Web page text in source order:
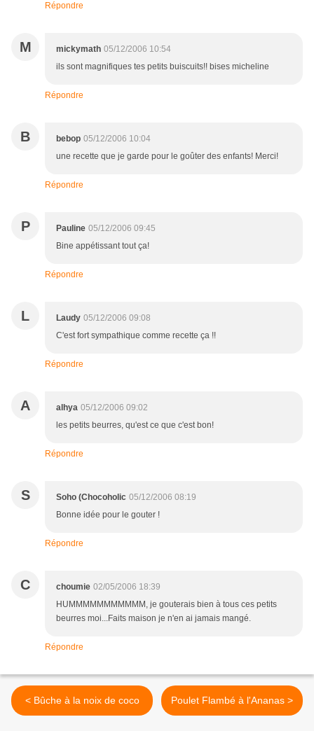
Répondre
M mickymath 05/12/2006 10:54
ils sont magnifiques tes petits buiscuits!! bises micheline
Répondre
B bebop 05/12/2006 10:04
une recette que je garde pour le goûter des enfants! Merci!
Répondre
P Pauline 05/12/2006 09:45
Bine appétissant tout ça!
Répondre
L Laudy 05/12/2006 09:08
C'est fort sympathique comme recette ça !!
Répondre
A alhya 05/12/2006 09:02
les petits beurres, qu'est ce que c'est bon!
Répondre
S Soho (Chocoholic 05/12/2006 08:19
Bonne idée pour le gouter !
Répondre
C choumie 02/05/2006 18:39
HUMMMMMMMMMMM, je gouterais bien à tous ces petits
beurres moi...Faits maison je n'en ai jamais mangé.
Répondre
< Bûche à la noix de coco Poulet Flambé à l'Ananas >